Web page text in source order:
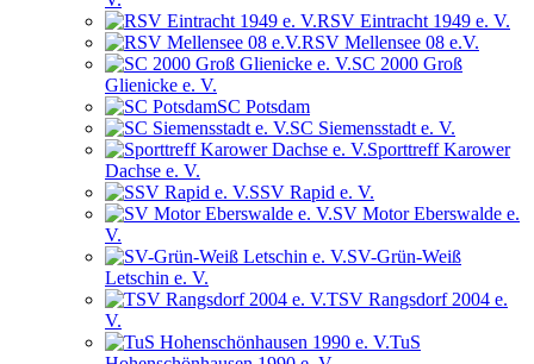
RSV Eintracht 1949 e. V.
RSV Mellensee 08 e.V.
SC 2000 Groß
Glienicke e. V.
SC Potsdam
SC Siemensstadt e. V.
Sporttreff Karower
Dachse e. V.
SSV Rapid e. V.
SV Motor Eberswalde e.
V.
SV-Grün-Weiß
Letschin e. V.
TSV Rangsdorf 2004 e.
V.
TuS